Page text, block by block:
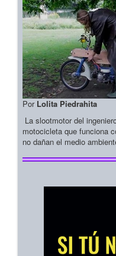
Por Lolita Piedrahita
La slootmotor del
motocicleta que funciona
no dañan el medio